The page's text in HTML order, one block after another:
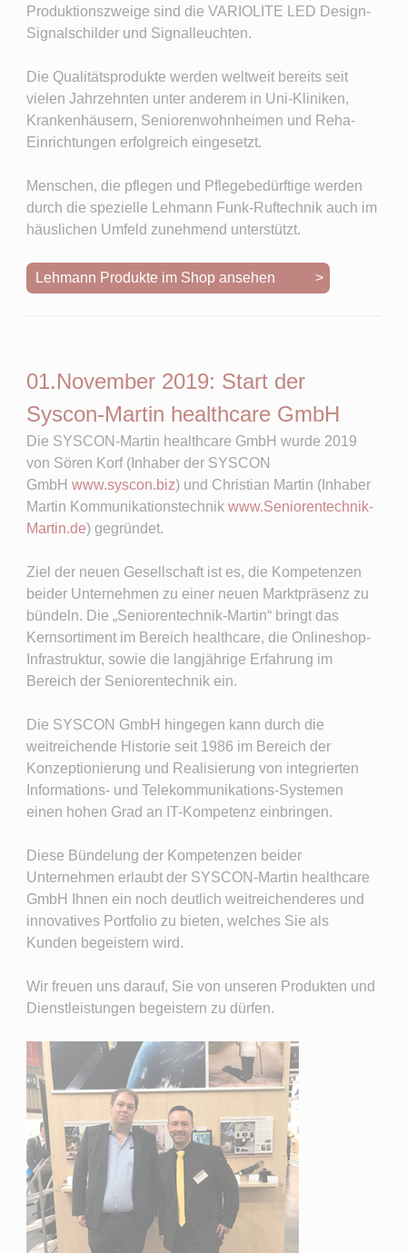
Produktionszweige sind die VARIOLITE LED Design-
Signalschilder und Signalleuchten.
Die Qualitätsprodukte werden weltweit bereits seit
vielen Jahrzehnten unter anderem in Uni-Kliniken,
Krankenhäusern, Seniorenwohnheimen und Reha-
Einrichtungen erfolgreich eingesetzt.
Menschen, die pflegen und Pflegebedürftige werden
durch die spezielle Lehmann Funk-Ruftechnik auch im
häuslichen Umfeld zunehmend unterstützt.
Lehmann Produkte im Shop ansehen >
01.November 2019: Start der
Syscon-Martin healthcare GmbH
Die SYSCON-Martin healthcare GmbH wurde 2019
von Sören Korf (Inhaber der SYSCON
GmbH www.syscon.biz) und Christian Martin (Inhaber
Martin Kommunikationstechnik www.Seniorentechnik-
Martin.de) gegründet.
Ziel der neuen Gesellschaft ist es, die Kompetenzen
beider Unternehmen zu einer neuen Marktpräsenz zu
bündeln. Die „Seniorentechnik-Martin“ bringt das
Kernsortiment im Bereich healthcare, die Onlineshop-
Infrastruktur, sowie die langjährige Erfahrung im
Bereich der Seniorentechnik ein.
Die SYSCON GmbH hingegen kann durch die
weitreichende Historie seit 1986 im Bereich der
Konzeptionierung und Realisierung von integrierten
Informations- und Telekommunikations-Systemen
einen hohen Grad an IT-Kompetenz einbringen.
Diese Bündelung der Kompetenzen beider
Unternehmen erlaubt der SYSCON-Martin healthcare
GmbH Ihnen ein noch deutlich weitreichenderes und
innovatives Portfolio zu bieten, welches Sie als
Kunden begeistern wird.
Wir freuen uns darauf, Sie von unseren Produkten und
Dienstleistungen begeistern zu dürfen.